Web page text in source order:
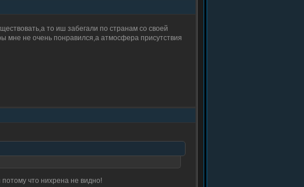
то иш забегали по странам со своей
мне не очень понравился,а атмосфера присутствия
что нихрена не видно!